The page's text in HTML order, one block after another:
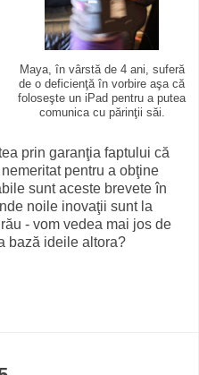
Maya, în vârstă de 4 ani, suferă
de o deficienţă în vorbire aşa că
foloseşte un iPad pentru a putea
comunica cu părinţii săi.
prin garanţia faptului că
pentru a obţine
sunt aceste brevete în
noile inovaţii sunt la
- vom vedea mai jos de
bază ideile altora?